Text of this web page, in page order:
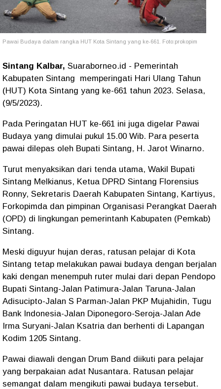
Pawai Budaya dalam rangka HUT Kota Sintang yang ke-661. Foto:prokopim
Sintang Kalbar, Suaraborneo.id - Pemerintah
Kabupaten Sintang memperingati Hari Ulang Tahun
(HUT) Kota Sintang yang ke-661 tahun 2023. Selasa,
(9/5/2023).
Pada Peringatan HUT ke-661 ini juga digelar Pawai
Budaya yang dimulai pukul 15.00 Wib. Para peserta
pawai dilepas oleh Bupati Sintang, H. Jarot Winarno.
Turut menyaksikan dari tenda utama, Wakil Bupati
Sintang Melkianus, Ketua DPRD Sintang Florensius
Ronny, Sekretaris Daerah Kabupaten Sintang, Kartiyus,
Forkopimda dan pimpinan Organisasi Perangkat Daerah
(OPD) di lingkungan pemerintanh Kabupaten (Pemkab)
Sintang.
Meski diguyur hujan deras, ratusan pelajar di Kota
Sintang tetap melakukan pawai budaya dengan berjalan
kaki dengan menempuh ruter mulai dari depan Pendopo
Bupati Sintang-Jalan Patimura-Jalan Taruna-Jalan
Adisucipto-Jalan S Parman-Jalan PKP Mujahidin, Tugu
Bank Indonesia-Jalan Diponegoro-Seroja-Jalan Ade
Irma Suryani-Jalan Ksatria dan berhenti di Lapangan
Kodim 1205 Sintang.
Pawai diawali dengan Drum Band diikuti para pelajar
yang berpakaian adat Nusantara. Ratusan pelajar
semangat dalam mengikuti pawai budaya tersebut.